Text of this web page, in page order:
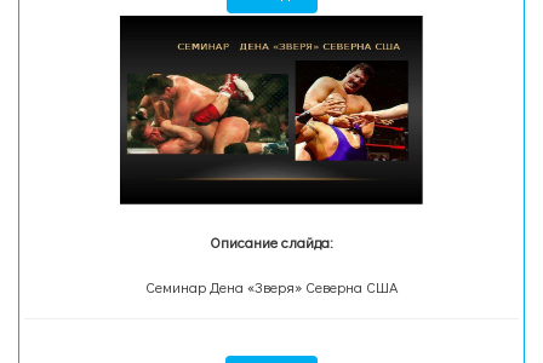
Описание слайда:
Семинар Дена «Зверя» Северна США